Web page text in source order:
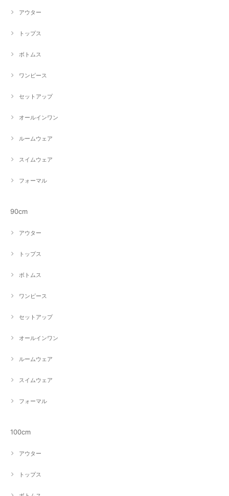
アウター
トップス
ボトムス
ワンピース
セットアップ
オールインワン
ルームウェア
スイムウェア
フォーマル
90cm
アウター
トップス
ボトムス
ワンピース
セットアップ
オールインワン
ルームウェア
スイムウェア
フォーマル
100cm
アウター
トップス